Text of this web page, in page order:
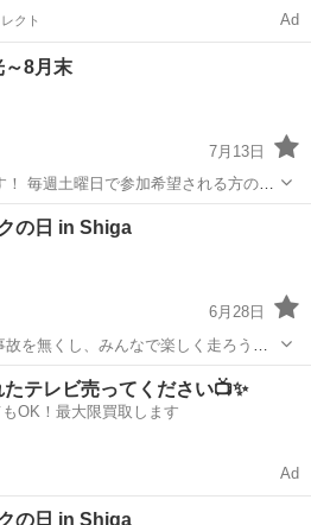
クト Ad
～8月末
7月13日
毎週土曜日で参加希望される方のご
湖テラス、つづら尾崎展望台を考え
神社
の日 in Shiga
6月28日
を無くし、みんなで楽しく走ろう滋
通事故撲滅を掲げながらライダーたち
等で交通安全啓発を行います。 道の駅
たテレビ売ってください📺✨
OK！最大限買取します
Ad
の日 in Shiga